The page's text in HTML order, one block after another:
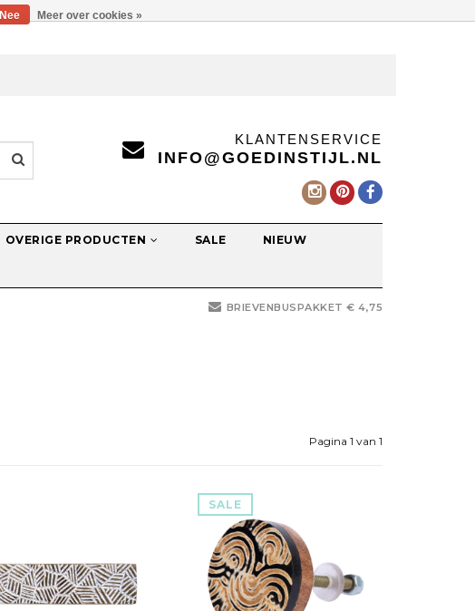
KLANTENSERVICE
INFO@GOEDINSTIJL.NL
OVERIGE PRODUCTEN SALE NIEUW
BRIEVENBUSPAKKET € 4,75
Pagina 1 van 1
SALE
Nee Meer over cookies »